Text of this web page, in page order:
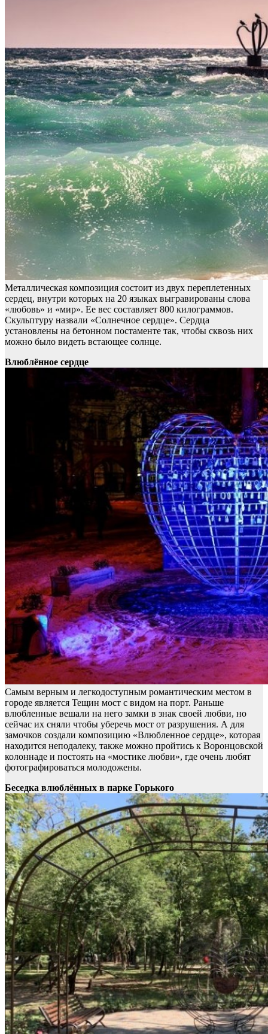
Металлическая композиция состоит из двух переплетенных
сердец, внутри которых на 20 языках выгравированы слова
«любовь» и «мир». Ее вес составляет 800 килограммов.
Скульптуру назвали «Солнечное сердце». Сердца
установлены на бетонном постаменте так, чтобы сквозь них
можно было видеть встающее солнце.
Влюблённое сердце
Самым верным и легкодоступным романтическим местом в
городе является Тещин мост с видом на порт. Раньше
влюбленные вешали на него замки в знак своей любви, но
сейчас их сняли чтобы уберечь мост от разрушения. А для
замочков создали композицию «Влюбленное сердце», которая
находится неподалеку, также можно пройтись к Воронцовской
колоннаде и постоять на «мостике любви», где очень любят
фотографироваться молодожены.
Беседка влюблённых в парке Горького